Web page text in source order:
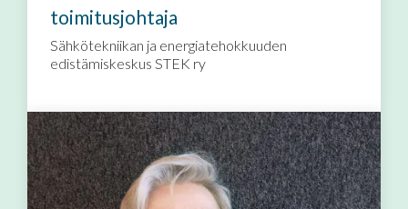
toimitusjohtaja
Sähkötekniikan ja energiatehokkuuden
edistämiskeskus STEK ry